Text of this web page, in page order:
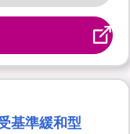
基準緩和型